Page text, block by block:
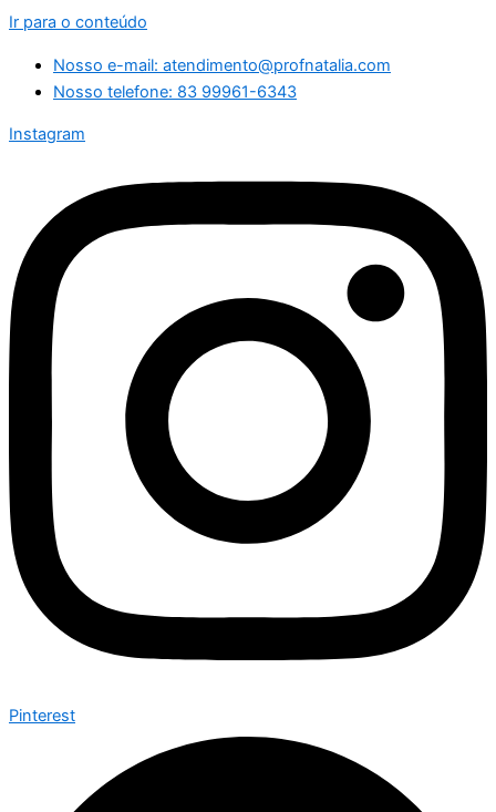
Ir para o conteúdo
Nosso e-mail: atendimento@profnatalia.com
Nosso telefone: 83 99961-6343
Instagram
Pinterest